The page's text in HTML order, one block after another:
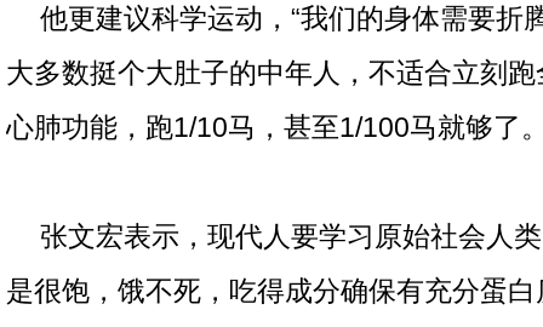
他更建议科学运动，“我们的身体需要折
大多数挺个大肚子的中年人，不适合立刻
心肺功能，跑1/10马，甚至1/100马就够了
张文宏表示，现代人要学习原始社会人
是很饱，饿不死，吃得成分确保有充分蛋